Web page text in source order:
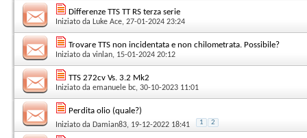
Differenze TTS TT RS terza serie
Iniziato da Luke Ace, 27-01-2024 23:24
Trovare TTS non incidentata e non chilometrata. Possibile?
Iniziato da vinlan, 15-01-2024 20:12
TTS 272cv Vs. 3.2 Mk2
Iniziato da emanuele bc, 30-10-2023 11:01
Perdita olio (quale?)
Iniziato da Damian83, 19-12-2022 18:41 1 2